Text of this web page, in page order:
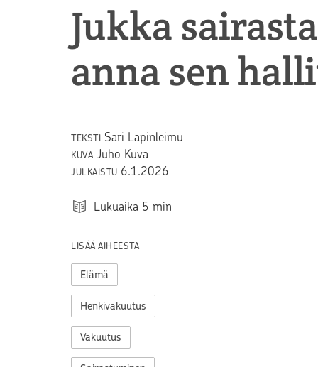
Jukka
anna sen
TEKSTI Sari Lapinleimu
KUVA Juho Kuva
JULKAISTU 6.1.2026
Lukuaika 5 min
LISÄÄ AIHEESTA
Elämä
Henkivakuutus
Vakuutus